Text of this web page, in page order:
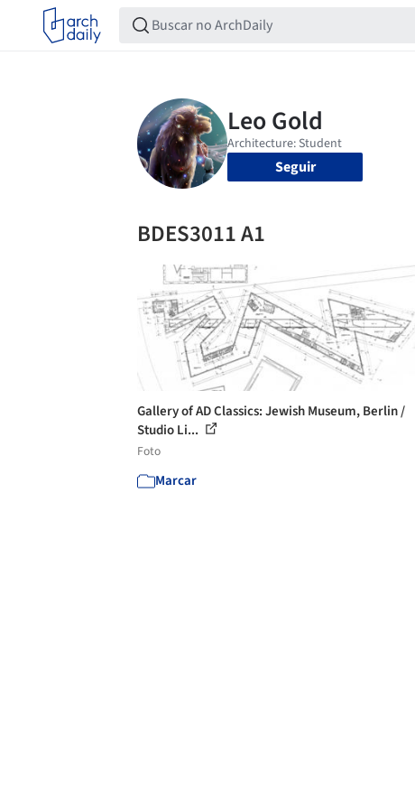
Seguir
BDES3011 A1
Gallery of AD Classics: Jewish Museum, Berlin /
Studio Li...
Foto
Marcar